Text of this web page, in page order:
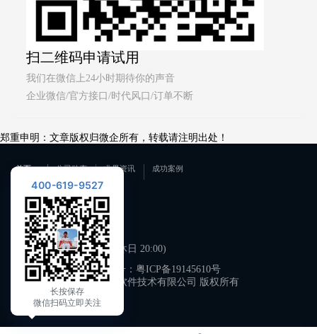
扫二维码申请试用
我们在微信上24小时期待你的声音
企业微信/官方接口/时代风口/订单不断
郑重申明：文章版权归微企所有，转载请注明出处！
首页 公司动态 业界资讯 成功案例
联系我们
400-619-9527
工作日 09:00-21:00 (双休日 20:00)
备案号： 粤ICP备19145610号
广州微企软件技术有限公司 版权所有
400-619-9527
长按保存
微信扫码立即关注